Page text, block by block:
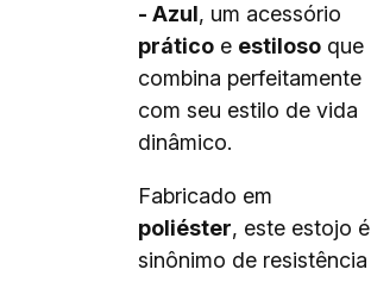
- Azul, um acessório
prático e estiloso que
combina perfeitamente
com seu estilo de vida
dinâmico.
Fabricado em
poliéster, este estojo é
sinônimo de resistência